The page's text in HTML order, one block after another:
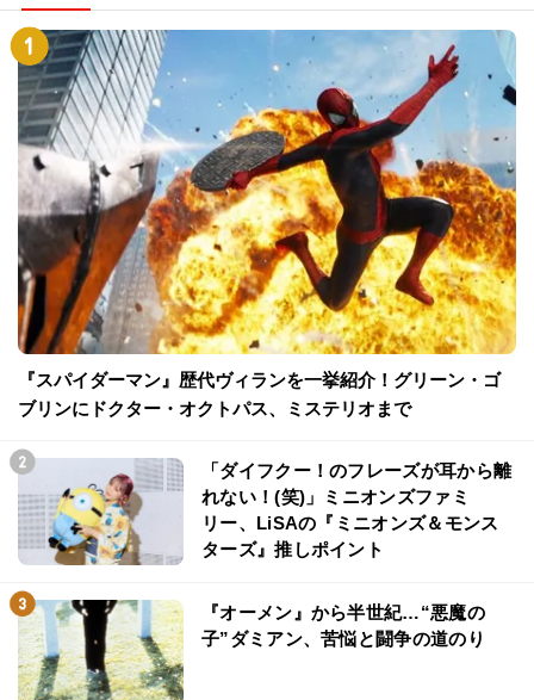
『スパイダーマン』歴代ヴィランを一挙紹介！グリーン・ゴ
ブリンにドクター・オクトパス、ミステリオまで
「ダイフクー！のフレーズが耳から離
れない！(笑)」ミニオンズファミ
リー、LiSAの『ミニオンズ＆モンス
ターズ』推しポイント
『オーメン』から半世紀…“悪魔の
子”ダミアン、苦悩と闘争の道のり